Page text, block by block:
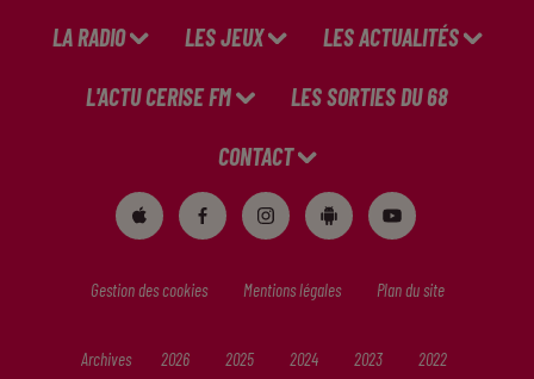
LA RADIO LES JEUX LES ACTUALITÉS
L'ACTU CERISE FM LES SORTIES DU 68
CONTACT
Gestion des cookies Mentions légales Plan du site
Archives 2026 2025 2024 2023 2022